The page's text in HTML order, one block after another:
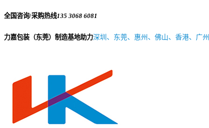
全国咨询/采购热线135 3068 6081
力嘉包装（东莞）制造基地助力深圳、东莞、惠州、佛山、香港、广州